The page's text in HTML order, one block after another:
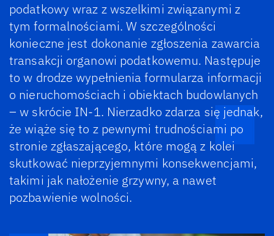
podatkowy wraz z wszelkimi związanymi z
tym formalnościami. W szczególności
konieczne jest dokonanie zgłoszenia zawarcia
transakcji organowi podatkowemu. Następuje
to w drodze wypełnienia formularza informacji
o nieruchomościach i obiektach budowlanych
– w skrócie IN-1. Nierzadko zdarza się jednak,
że wiąże się to z pewnymi trudnościami po
stronie zgłaszającego, które mogą z kolei
skutkować nieprzyjemnymi konsekwencjami,
takimi jak nałożenie grzywny, a nawet
pozbawienie wolności.